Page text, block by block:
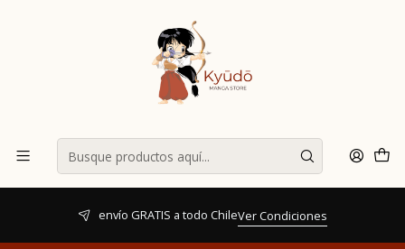
envío GRATIS a todo ChileVer Condiciones